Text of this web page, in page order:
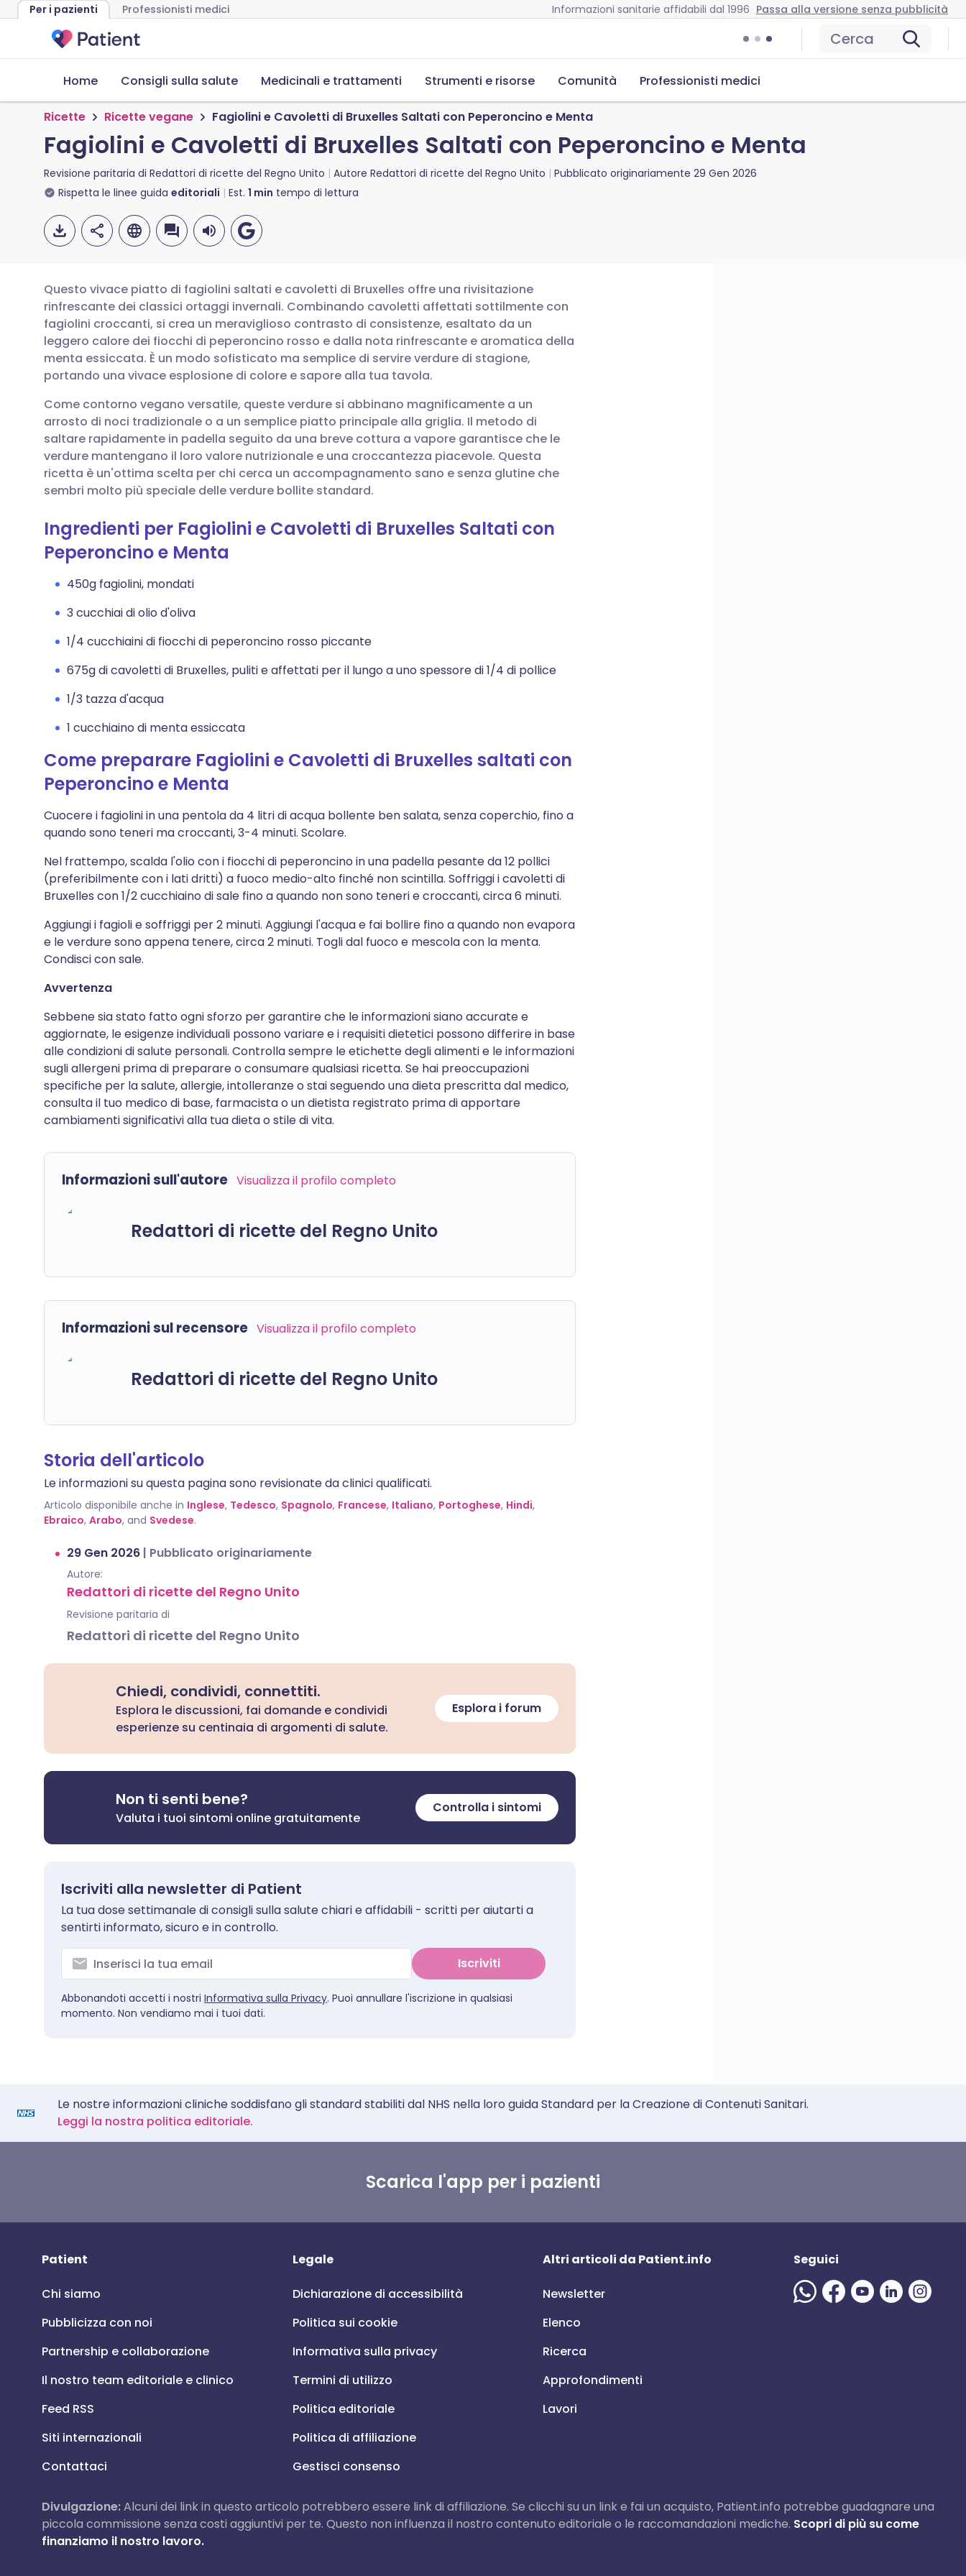
Per i pazienti Professionisti medici Informazioni sanitarie affidabili dal 1996 Passa alla versione senza pubblicità
Cerca
Home Consigli sulla salute Medicinali e trattamenti Strumenti e risorse Comunità Professionisti medici
Ricette Ricette vegane Fagiolini e Cavoletti di Bruxelles Saltati con Peperoncino e Menta
Fagiolini e Cavoletti di Bruxelles Saltati con Peperoncino e Menta
Revisione paritaria di Redattori di ricette del Regno Unito Autore Redattori di ricette del Regno Unito Pubblicato originariamente 29 Gen 2026
Rispetta le linee guida editoriali Est. 1 min tempo di lettura
Condividi via email
Condividi su Facebook
Condividi su LinkedIn
Condividi su X
Condividi via WhatsApp
Copia link
🇬🇧 English 🇩🇪 Deutsch
🇪🇸 Español 🇫🇷 Français
🇮🇹 Italiano 🇵🇹 Português
🇮🇳 हिन्दी 🇮🇱 עברית
🇸🇦 عربي 🇸🇪 Svenska
Questo vivace piatto di fagiolini saltati e cavoletti di Bruxelles offre una rivisitazione
rinfrescante dei classici ortaggi invernali. Combinando cavoletti affettati sottilmente con
fagiolini croccanti, si crea un meraviglioso contrasto di consistenze, esaltato da un
leggero calore dei fiocchi di peperoncino rosso e dalla nota rinfrescante e aromatica della
menta essiccata. È un modo sofisticato ma semplice di servire verdure di stagione,
portando una vivace esplosione di colore e sapore alla tua tavola.
Come contorno vegano versatile, queste verdure si abbinano magnificamente a un
arrosto di noci tradizionale o a un semplice piatto principale alla griglia. Il metodo di
saltare rapidamente in padella seguito da una breve cottura a vapore garantisce che le
verdure mantengano il loro valore nutrizionale e una croccantezza piacevole. Questa
ricetta è un'ottima scelta per chi cerca un accompagnamento sano e senza glutine che
sembri molto più speciale delle verdure bollite standard.
Ingredienti per Fagiolini e Cavoletti di Bruxelles Saltati con
Peperoncino e Menta
450g fagiolini, mondati
3 cucchiai di olio d'oliva
1/4 cucchiaini di fiocchi di peperoncino rosso piccante
675g di cavoletti di Bruxelles, puliti e affettati per il lungo a uno spessore di 1/4 di pollice
1/3 tazza d'acqua
1 cucchiaino di menta essiccata
Come preparare Fagiolini e Cavoletti di Bruxelles saltati con
Peperoncino e Menta
Cuocere i fagiolini in una pentola da 4 litri di acqua bollente ben salata, senza coperchio, fino a
quando sono teneri ma croccanti, 3-4 minuti. Scolare.
Nel frattempo, scalda l'olio con i fiocchi di peperoncino in una padella pesante da 12 pollici
(preferibilmente con i lati dritti) a fuoco medio-alto finché non scintilla. Soffriggi i cavoletti di
Bruxelles con 1/2 cucchiaino di sale fino a quando non sono teneri e croccanti, circa 6 minuti.
Aggiungi i fagioli e soffriggi per 2 minuti. Aggiungi l'acqua e fai bollire fino a quando non evapora
e le verdure sono appena tenere, circa 2 minuti. Togli dal fuoco e mescola con la menta.
Condisci con sale.
Avvertenza
Sebbene sia stato fatto ogni sforzo per garantire che le informazioni siano accurate e
aggiornate, le esigenze individuali possono variare e i requisiti dietetici possono differire in base
alle condizioni di salute personali. Controlla sempre le etichette degli alimenti e le informazioni
sugli allergeni prima di preparare o consumare qualsiasi ricetta. Se hai preoccupazioni
specifiche per la salute, allergie, intolleranze o stai seguendo una dieta prescritta dal medico,
consulta il tuo medico di base, farmacista o un dietista registrato prima di apportare
cambiamenti significativi alla tua dieta o stile di vita.
Informazioni sull'autore Visualizza il profilo completo
Redattori di ricette del Regno Unito
Informazioni sul recensore Visualizza il profilo completo
Redattori di ricette del Regno Unito
Storia dell'articolo
Le informazioni su questa pagina sono revisionate da clinici qualificati.
Articolo disponibile anche in Inglese, Tedesco, Spagnolo, Francese, Italiano, Portoghese, Hindi,
Ebraico, Arabo, and Svedese.
29 Gen 2026 | Pubblicato originariamente
Autore:
Redattori di ricette del Regno Unito
Revisione paritaria di
Redattori di ricette del Regno Unito
Chiedi, condividi, connettiti.
Esplora le discussioni, fai domande e condividi
esperienze su centinaia di argomenti di salute.
Esplora i forum
Non ti senti bene?
Valuta i tuoi sintomi online gratuitamente
Controlla i sintomi
Iscriviti alla newsletter di Patient
La tua dose settimanale di consigli sulla salute chiari e affidabili - scritti per aiutarti a
sentirti informato, sicuro e in controllo.
Iscriviti
Abbonandoti accetti i nostri Informativa sulla Privacy. Puoi annullare l'iscrizione in qualsiasi
momento. Non vendiamo mai i tuoi dati.
Le nostre informazioni cliniche soddisfano gli standard stabiliti dal NHS nella loro guida Standard per la Creazione di Contenuti Sanitari.
Leggi la nostra politica editoriale.
Scarica l'app per i pazienti
Patient
Chi siamo
Pubblicizza con noi
Partnership e collaborazione
Il nostro team editoriale e clinico
Feed RSS
Siti internazionali
Contattaci
Legale
Dichiarazione di accessibilità
Politica sui cookie
Informativa sulla privacy
Termini di utilizzo
Politica editoriale
Politica di affiliazione
Gestisci consenso
Altri articoli da Patient.info
Newsletter
Elenco
Ricerca
Approfondimenti
Lavori
Seguici
Divulgazione:Alcuni dei link in questo articolo potrebbero essere link di affiliazione. Se clicchi su un link e fai un acquisto, Patient.info potrebbe guadagnare una
piccola commissione senza costi aggiuntivi per te. Questo non influenza il nostro contenuto editoriale o le raccomandazioni mediche. Scopri di più su come
finanziamo il nostro lavoro.